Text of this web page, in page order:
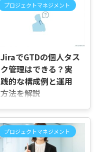
プロジェクトマネジメント
JiraでGTDの個人タス
ク管理はできる？実
践的な構成例と運用
方法を解説
GTDの考え方に沿った個人タ
スク管理はできるのだろう」
「タスクを登録しても数が増
えるばかりで、次に何をすれ
プロジェクトマネジメント